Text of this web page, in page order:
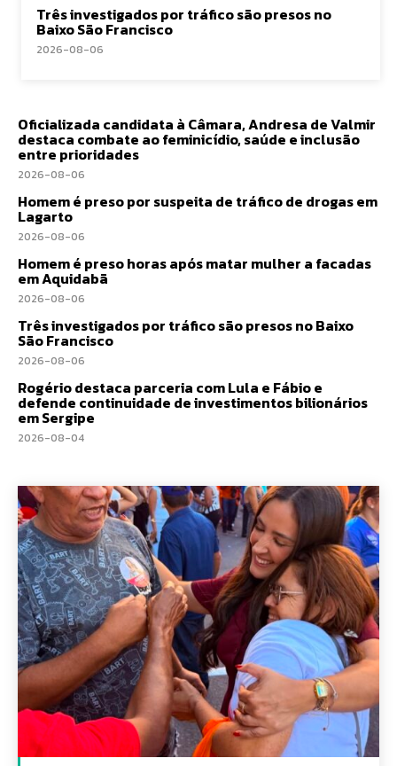
Três investigados por tráfico são presos no
Baixo São Francisco
2026-08-06
Oficializada candidata à Câmara, Andresa de Valmir
destaca combate ao feminicídio, saúde e inclusão
entre prioridades
2026-08-06
Homem é preso por suspeita de tráfico de drogas em
Lagarto
2026-08-06
Homem é preso horas após matar mulher a facadas
em Aquidabã
2026-08-06
Três investigados por tráfico são presos no Baixo
São Francisco
2026-08-06
Rogério destaca parceria com Lula e Fábio e
defende continuidade de investimentos bilionários
em Sergipe
2026-08-04